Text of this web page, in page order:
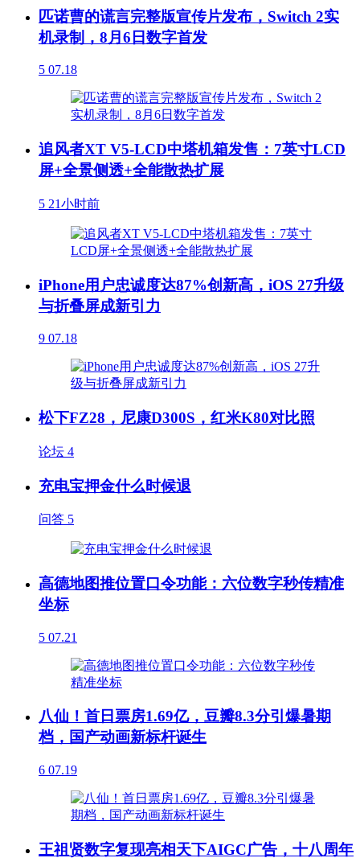
匹诺曹的谎言完整版宣传片发布，Switch 2实
机录制，8月6日数字首发
5 07.18
追风者XT V5-LCD中塔机箱发售：7英寸LCD
屏+全景侧透+全能散热扩展
5 21小时前
iPhone用户忠诚度达87%创新高，iOS 27升级
与折叠屏成新引力
9 07.18
松下FZ28，尼康D300S，红米K80对比照
论坛 4
充电宝押金什么时候退
问答 5
高德地图推位置口令功能：六位数字秒传精准
坐标
5 07.21
八仙！首日票房1.69亿，豆瓣8.3分引爆暑期
档，国产动画新标杆诞生
6 07.19
王祖贤数字复现亮相天下AIGC广告，十八周年